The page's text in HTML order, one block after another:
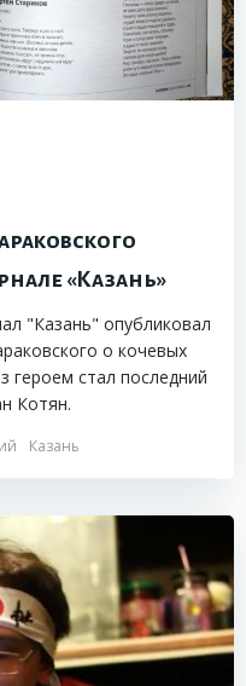
«Казань»
"Казань" опубликовал
о кочевых
героем стал последний
Котян.
Казань